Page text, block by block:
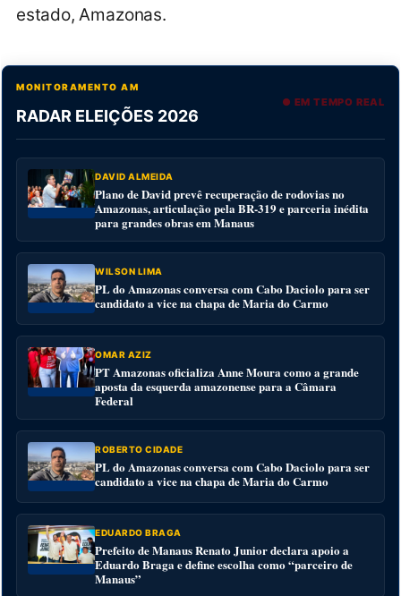
estado, Amazonas.
MONITORAMENTO AM
RADAR ELEIÇÕES 2026
● EM TEMPO REAL
DAVID ALMEIDA
Plano de David prevê recuperação de rodovias no
Amazonas, articulação pela BR-319 e parceria inédita
para grandes obras em Manaus
WILSON LIMA
PL do Amazonas conversa com Cabo Daciolo para ser
candidato a vice na chapa de Maria do Carmo
OMAR AZIZ
PT Amazonas oficializa Anne Moura como a grande
aposta da esquerda amazonense para a Câmara
Federal
ROBERTO CIDADE
PL do Amazonas conversa com Cabo Daciolo para ser
candidato a vice na chapa de Maria do Carmo
EDUARDO BRAGA
Prefeito de Manaus Renato Junior declara apoio a
Eduardo Braga e define escolha como “parceiro de
Manaus”